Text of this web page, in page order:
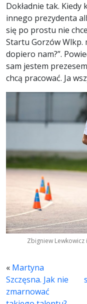
Dokładnie tak. Kiedy
innego prezydenta
się po prostu nie
Startu Gorzów Wlkp.
dopiero nam?”.
sam jestem
chcą pracować. Ja
Zbigniew Lewkowicz
« Martyna
Szczęsna. Jak nie
zmarnować